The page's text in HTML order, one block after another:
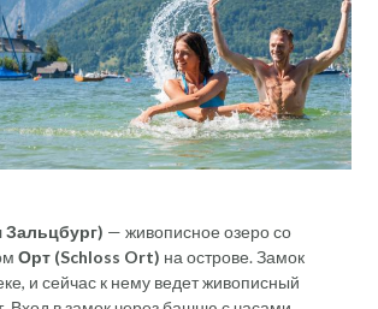
Зальцбург) — живописное озеро со
Орт (Schloss Ort) на острове. Замок
и сейчас к нему ведет живописный